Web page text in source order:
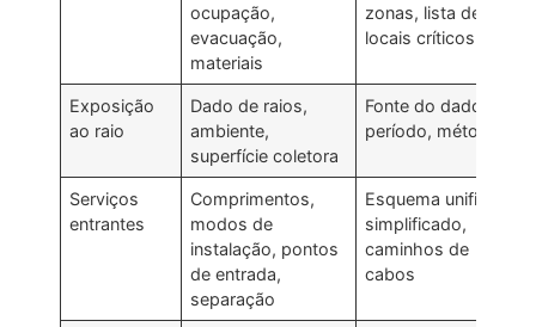
ocupação,
evacuação,
materiais
zonas, lista de
locais críticos
Exposição
ao raio
Dado de raios,
ambiente,
superfície coletora
Fonte do dado,
período, método
Serviços
entrantes
Comprimentos,
modos de
instalação, pontos
de entrada,
separação
Esquema unifilar
simplificado,
caminhos de
cabos